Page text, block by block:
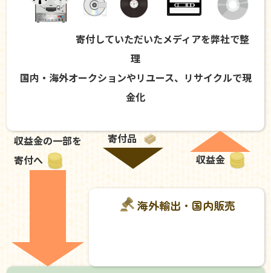
寄付していただいたメディアを弊社で整
理
国内・海外オークションやリユース、リサイクルで現
金化
収益金の一部を
寄付へ
寄付品
収益金
海外輸出・国内販売